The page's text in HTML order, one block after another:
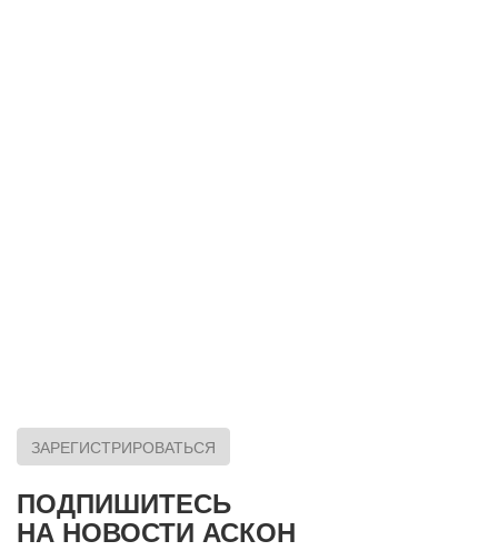
ЗАРЕГИСТРИРОВАТЬСЯ
ПОДПИШИТЕСЬ
НА НОВОСТИ АСКОН